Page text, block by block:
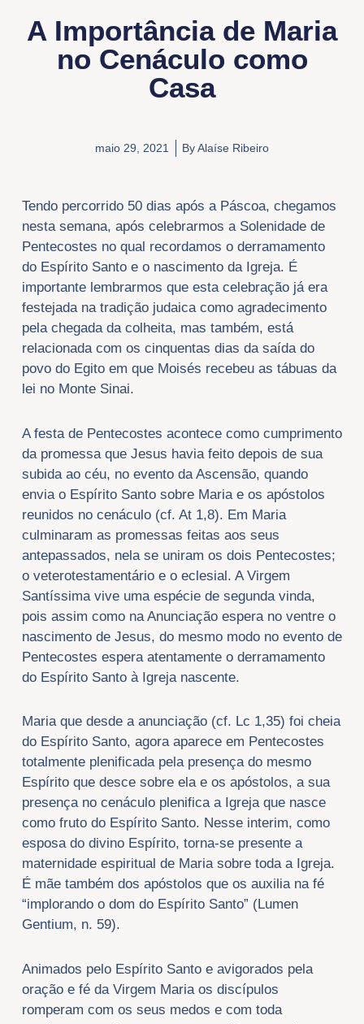
A Importância de Maria
no Cenáculo como
Casa
maio 29, 2021 ByAlaíse Ribeiro
Tendo percorrido 50 dias após a Páscoa, chegamos
nesta semana, após celebrarmos a Solenidade de
Pentecostes no qual recordamos o derramamento
do Espírito Santo e o nascimento da Igreja. É
importante lembrarmos que esta celebração já era
festejada na tradição judaica como agradecimento
pela chegada da colheita, mas também, está
relacionada com os cinquentas dias da saída do
povo do Egito em que Moisés recebeu as tábuas da
lei no Monte Sinai.
A festa de Pentecostes acontece como cumprimento
da promessa que Jesus havia feito depois de sua
subida ao céu, no evento da Ascensão, quando
envia o Espírito Santo sobre Maria e os apóstolos
reunidos no cenáculo (cf. At 1,8). Em Maria
culminaram as promessas feitas aos seus
antepassados, nela se uniram os dois Pentecostes;
o veterotestamentário e o eclesial. A Virgem
Santíssima vive uma espécie de segunda vinda,
pois assim como na Anunciação espera no ventre o
nascimento de Jesus, do mesmo modo no evento de
Pentecostes espera atentamente o derramamento
do Espírito Santo à Igreja nascente.
Maria que desde a anunciação (cf. Lc 1,35) foi cheia
do Espírito Santo, agora aparece em Pentecostes
totalmente plenificada pela presença do mesmo
Espírito que desce sobre ela e os apóstolos, a sua
presença no cenáculo plenifica a Igreja que nasce
como fruto do Espírito Santo. Nesse interim, como
esposa do divino Espírito, torna-se presente a
maternidade espiritual de Maria sobre toda a Igreja.
É mãe também dos apóstolos que os auxilia na fé
“implorando o dom do Espírito Santo” (Lumen
Gentium, n. 59).
Animados pelo Espírito Santo e avigorados pela
oração e fé da Virgem Maria os discípulos
romperam com os seus medos e com toda